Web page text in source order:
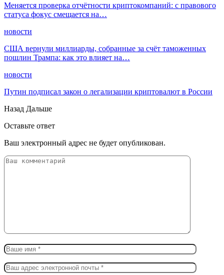
Меняется проверка отчётности криптокомпаний: с правового
статуса фокус смещается на…
новости
США вернули миллиарды, собранные за счёт таможенных
пошлин Трампа: как это влияет на…
новости
Путин подписал закон о легализации криптовалют в России
Назад Дальше
Оставьте ответ
Ваш электронный адрес не будет опубликован.